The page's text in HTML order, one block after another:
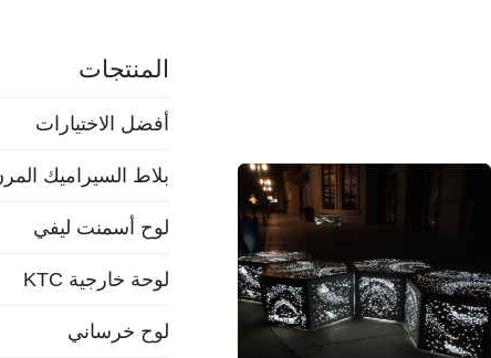
المنتجات
أفضل الاختيارات
بلاط السيراميك
لوح أسمنت ليفي
لوحة خارجية KTC
لوح خرساني